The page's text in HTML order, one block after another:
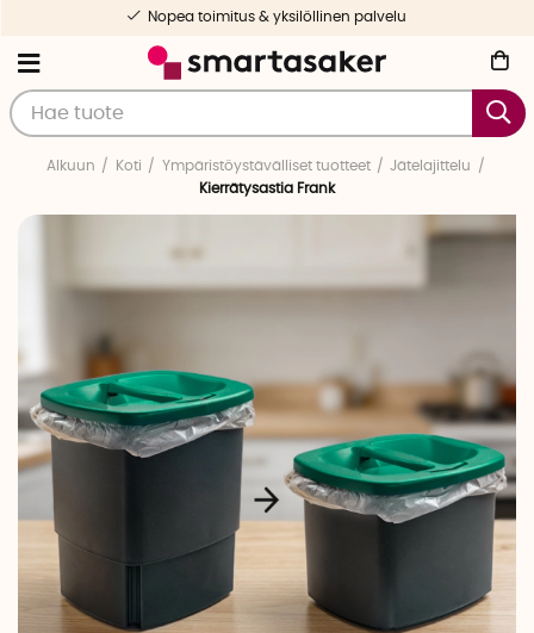
Nopea toimitus & yksilöllinen palvelu
Alkuun Koti Ympäristöystävälliset tuotteet
Jätelajittelu
Kierrätysastia Frank